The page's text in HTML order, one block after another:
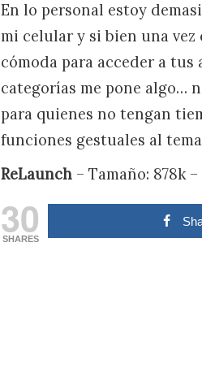
En lo personal estoy
mi celular y si bien una vez
cómoda para acceder a
categorías me pone algo…
para quienes no tengan
funciones gestuales al
ReLaunch – Tamaño: 878k
30
SHARES